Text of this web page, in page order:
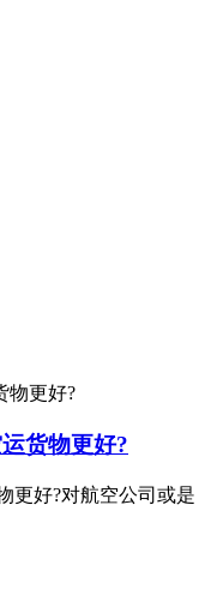
货物更好?
更好?对航空公司或是